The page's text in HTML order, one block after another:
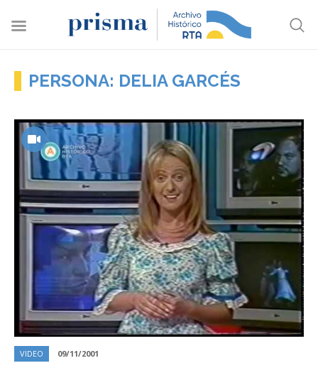
PERSONA: DELIA GARCÉS
VIDEO 09/11/2001